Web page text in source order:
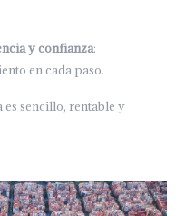
y confianza:
en cada paso.
sencillo, rentable y